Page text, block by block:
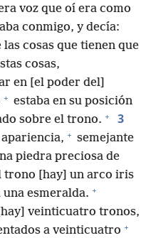
voz que oí era como
conmigo, y decía:
cosas que tienen que
cosas,
en [el poder del]
+ estaba en su posición
sobre el trono. + 3
apariencia, + semejante
piedra preciosa de
trono [hay] un arco iris
esmeralda. +
veinticuatro tronos,
a veinticuatro +